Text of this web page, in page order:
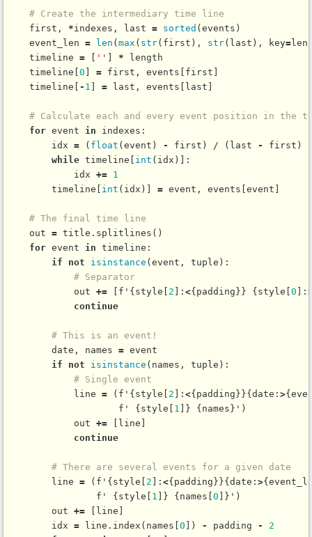
# Create the intermediary time line
    first,
*indexes, last = sorted (events)
    event_len
= len ( max ( str(first), str(last), key=
    timeline
= '' * length
    timeline[
0 = first, events[first]
    timeline[
- 1 = last, events[last]
# Calculate each and every event position in the
for event in indexes:
        idx
= ( float (event) - first) / (last - first)
while timeline[ int (idx)]:
            idx
+= 1
        timeline[
int (idx)] = event, events[event]
# The final time line
    out
= title. splitlines ()
for event in timeline:
if
not isinstance (event, tuple):
# Separator
            out
+= [f'{style[ 2 ]: <{padding}} {style[ 0 ]:
continue
# This is an event!
        date, names
= event
if
not isinstance (names, tuple):
# Single event
            line
= (f'{style[ 2 ]: <{padding}}{date: >
                    f' {style[
1
]} {names}')
            out
+= [line]
continue
# There are several events for a given date
        line
= (f'{style[ 2 ]: <{padding}}{date: >
                f' {style[
1 ]} {names[ 0 ]}')
        out
+= [line]
        idx
= line. index (names[ 0 ]) - padding -
2